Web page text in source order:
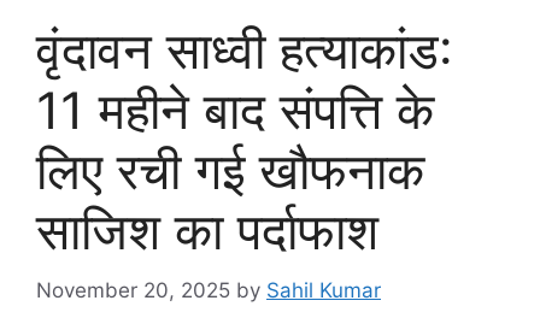
वृंदावन साध्वी हत्याकांड:
11 महीने बाद संपत्ति के
लिए रची गई खौफनाक
साजिश का पर्दाफाश
November 20, 2025 by Sahil Kumar